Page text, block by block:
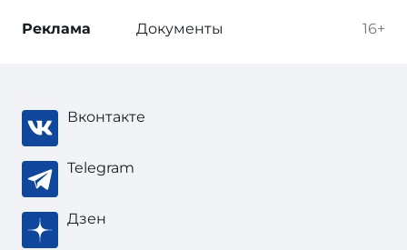
16+
Реклама Документы
Вконтакте
Telegram
Дзен